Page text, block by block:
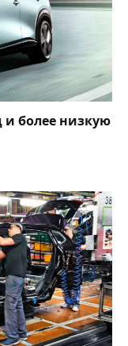
и более низкую